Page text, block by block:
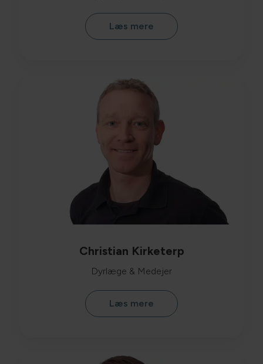
Læs mere
Christian Kirketerp
Dyrlæge & Medejer
Læs mere